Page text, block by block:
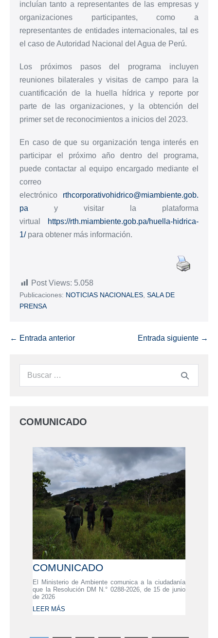
incluían tanto a representantes de las empresas y
organizaciones participantes, como a
representantes de entidades internacionales, tal es
el caso de Autoridad Nacional del Agua de Perú.
Los próximos pasos del programa incluyen
reuniones bilaterales y visitas de campo para la
cuantificación de la huella hídrica y reporte por
parte de las organizaciones, y la obtención del
primer set de reconocimientos a inicios del 2023.
En caso de que su organización tenga interés en
participar el próximo año dentro del programa,
puede contactar al equipo encargado mediante el
correo
electrónico rthcorporativohidrico@miambiente.gob.
pa y visitar la plataforma
virtual
https://rth.miambiente.gob.pa/huella-hidrica-
1/para obtener más información.
Post Views: 5.058
Publicaciones: NOTICIAS NACIONALES SALA DE
PRENSA
← Entrada anterior Entrada siguiente →
COMUNICADO
COMUNICADO
El Ministerio de Ambiente comunica a la ciudadanía
que la Resolución DM N.° 0288-2026, de 15 de junio
de 2026
LEER MÁS